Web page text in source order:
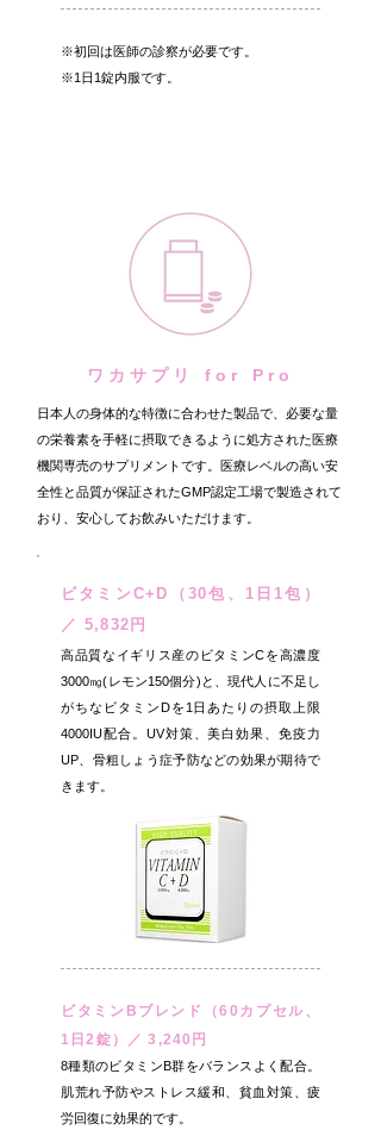
※初回は医師の診察が必要です。
※1日1錠内服です。
ワカサプリ for Pro
日本人の身体的な特徴に合わせた製品で、必要な量
の栄養素を手軽に摂取できるように処方された医療
機関専売のサプリメントです。医療レベルの高い安
全性と品質が保証されたGMP認定工場で製造されて
おり、安心してお飲みいただけます。
ビタミンC+D（30包、1日1包）
／ 5,832円
高品質なイギリス産のビタミンCを高濃度
3000㎎(レモン150個分)と、現代人に不足し
がちなビタミンDを1日あたりの摂取上限
4000IU配合。UV対策、美白効果、免疫力
UP、骨粗しょう症予防などの効果が期待で
きます。
ビタミンBブレンド（60カプセル、
1日2錠）／ 3,240円
8種類のビタミンB群をバランスよく配合。
肌荒れ予防やストレス緩和、貧血対策、疲
労回復に効果的です。